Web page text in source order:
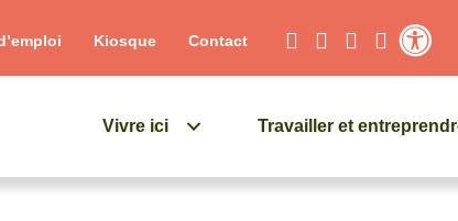
Kiosque
Contact
Vivre ici Travailler et